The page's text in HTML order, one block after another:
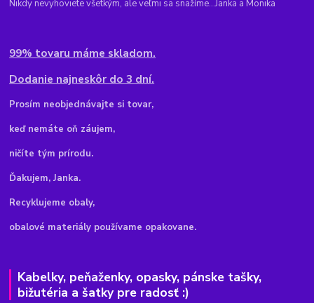
Nikdy nevyhoviete všetkým, ale veľmi sa snažíme...Janka a Monika
99% tovaru máme skladom.
Dodanie najneskôr do 3 dní.
Prosím neobjednávajte si tovar,
keď nemáte oň záujem,
ničíte tým prírodu.
Ďakujem, Janka.
Recyklujeme obaly,
obalové materiály používame opakovane.
Kabelky, peňaženky, opasky, pánske tašky,
bižutéria a šatky pre radosť :)